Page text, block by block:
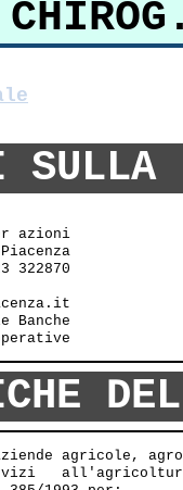
SULLA
azioni
322870
DEL
agricole,